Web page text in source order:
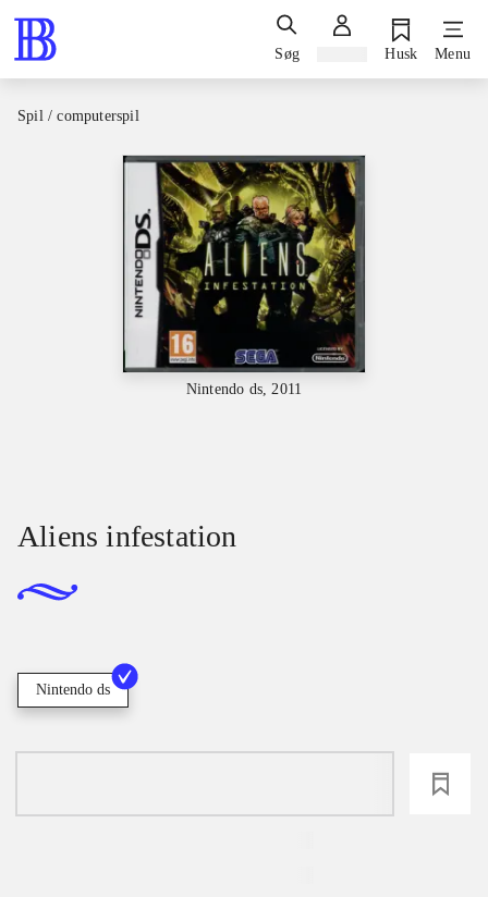
Søg Husk Menu
Spil / computerspil
Nintendo ds, 2011
Aliens infestation
Nintendo ds